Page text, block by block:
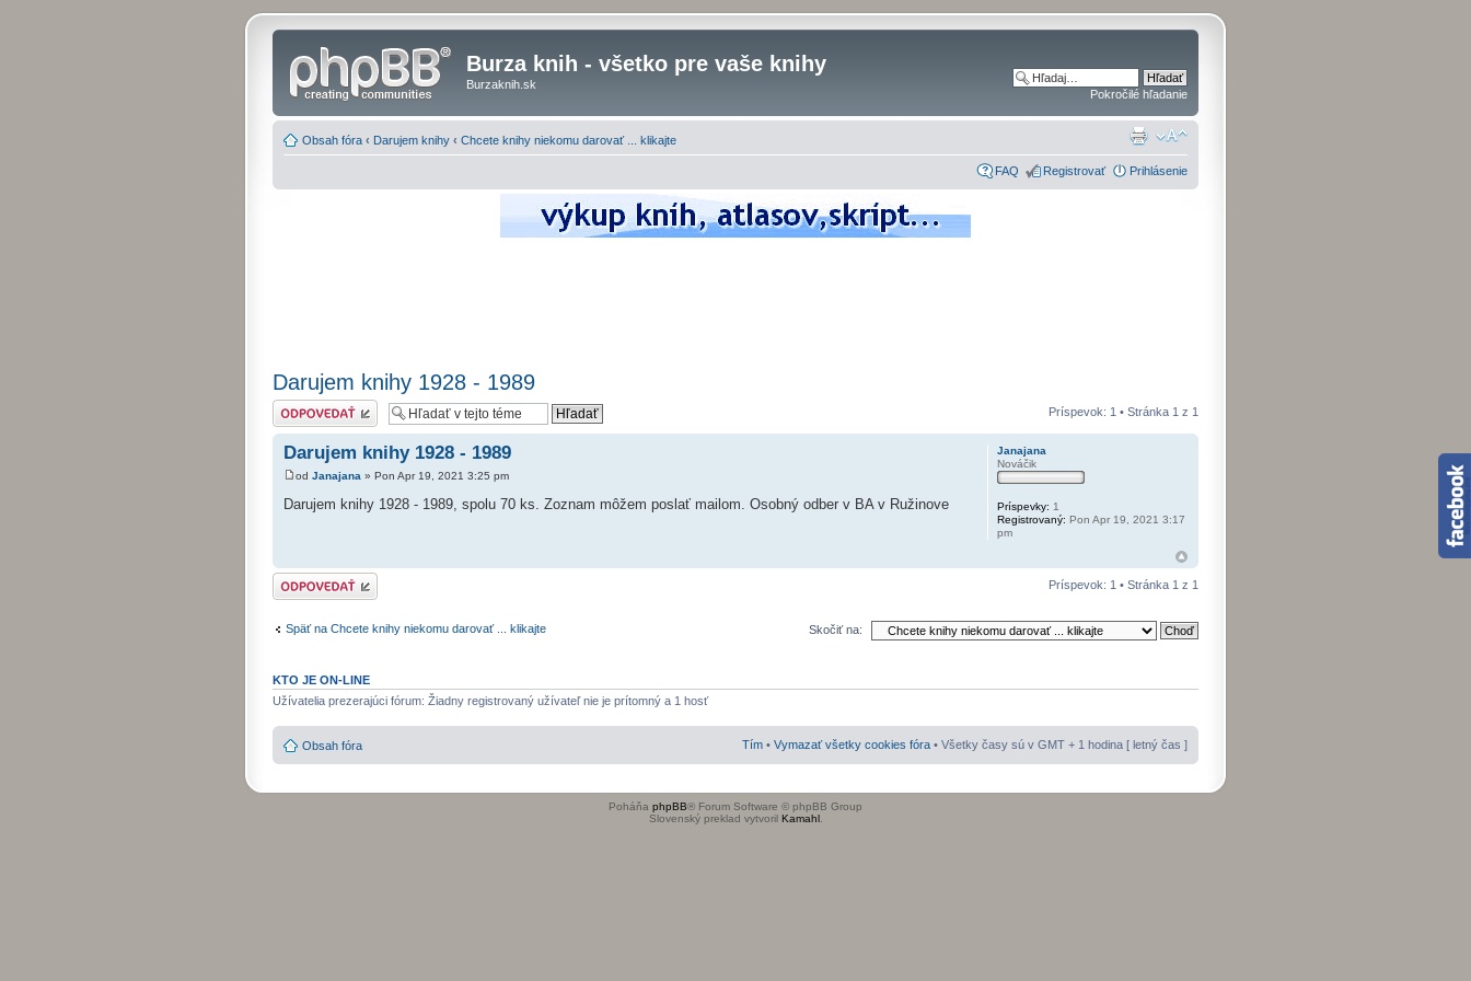
Burza knih - všetko pre vaše knihy
Burzaknih.sk
Pokročilé hľadanie
Obsah fóra ‹ Darujem knihy ‹ Chcete knihy niekomu darovať ... klikajte
FAQ Registrovať Prihlásenie
Darujem knihy 1928 - 1989
Odoslať odpoveď Príspevok: 1 • Stránka 1 z 1
Darujem knihy 1928 - 1989
od Janajana » Pon Apr 19, 2021 3:25 pm
Darujem knihy 1928 - 1989, spolu 70 ks. Zoznam môžem poslať mailom. Osobný odber v BA v Ružinove
Janajana
Nováčik
Príspevky: 1
Registrovaný: Pon Apr 19, 2021 3:17
pm
Odoslať odpoveď Príspevok: 1 • Stránka 1 z 1
Späť na Chcete knihy niekomu darovať ... klikajte Skočiť na:
KTO JE ON-LINE
Užívatelia prezerajúci fórum: Žiadny registrovaný užívateľ nie je prítomný a 1 hosť
Obsah fóra Tím • Vymazať všetky cookies fóra • Všetky časy sú v GMT + 1 hodina [ letný čas ]
Poháňa phpBB® Forum Software © phpBB Group
Slovenský preklad vytvoril Kamahl.